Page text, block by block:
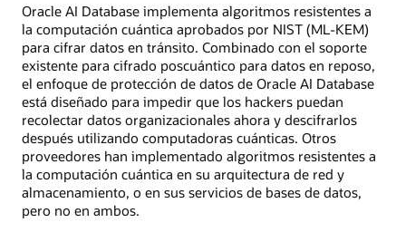
Oracle AI Database implementa algoritmos resistentes a
la computación cuántica aprobados por NIST (ML-KEM)
para cifrar datos en tránsito. Combinado con el soporte
existente para cifrado poscuántico para datos en reposo,
el enfoque de protección de datos de Oracle AI Database
está diseñado para impedir que los hackers puedan
recolectar datos organizacionales ahora y descifrarlos
después utilizando computadoras cuánticas. Otros
proveedores han implementado algoritmos resistentes a
la computación cuántica en su arquitectura de red y
almacenamiento, o en sus servicios de bases de datos,
pero no en ambos.